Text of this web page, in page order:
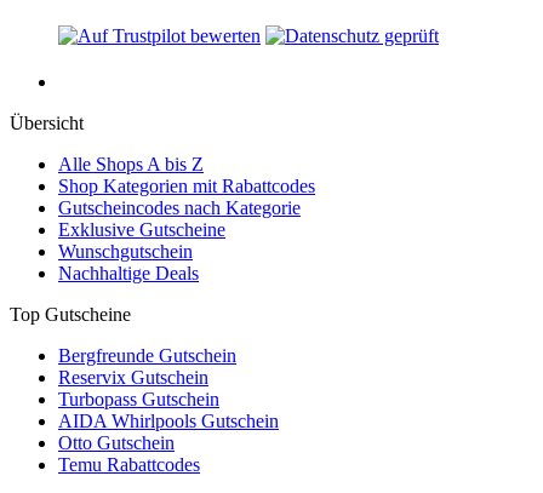
Übersicht
Alle Shops A bis Z
Shop Kategorien mit Rabattcodes
Gutscheincodes nach Kategorie
Exklusive Gutscheine
Wunschgutschein
Nachhaltige Deals
Top Gutscheine
Bergfreunde Gutschein
Reservix Gutschein
Turbopass Gutschein
AIDA Whirlpools Gutschein
Otto Gutschein
Temu Rabattcodes